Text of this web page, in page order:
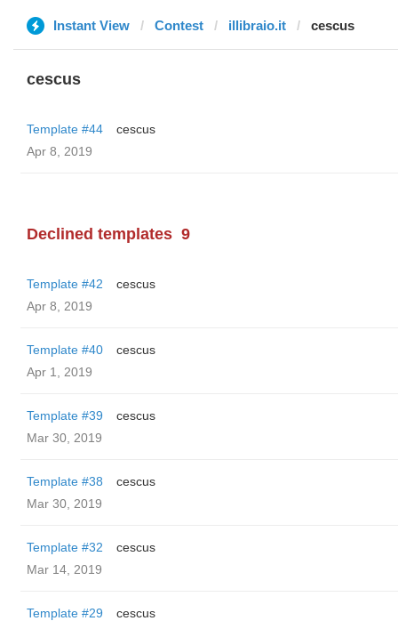
Instant View Contest illibraio.it cescus
cescus
Template #44
cescus
Apr 8, 2019
Declined templates 9
Template #42
cescus
Apr 8, 2019
Template #40
cescus
Apr 1, 2019
Template #39
cescus
Mar 30, 2019
Template #38
cescus
Mar 30, 2019
Template #32
cescus
Mar 14, 2019
Template #29
cescus